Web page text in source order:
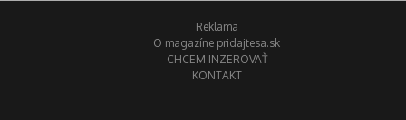
Reklama
O magazíne pridajtesa.sk
CHCEM INZEROVAŤ
KONTAKT